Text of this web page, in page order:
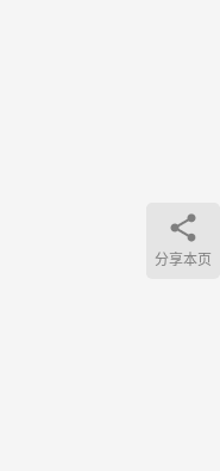
分享本页